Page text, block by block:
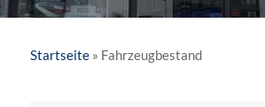
Startseite» Fahrzeugbestand